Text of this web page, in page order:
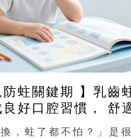
防蛀關鍵期 】乳齒
習慣， 舒適達 強化琺
護指南
，蛀了都不怕？」是